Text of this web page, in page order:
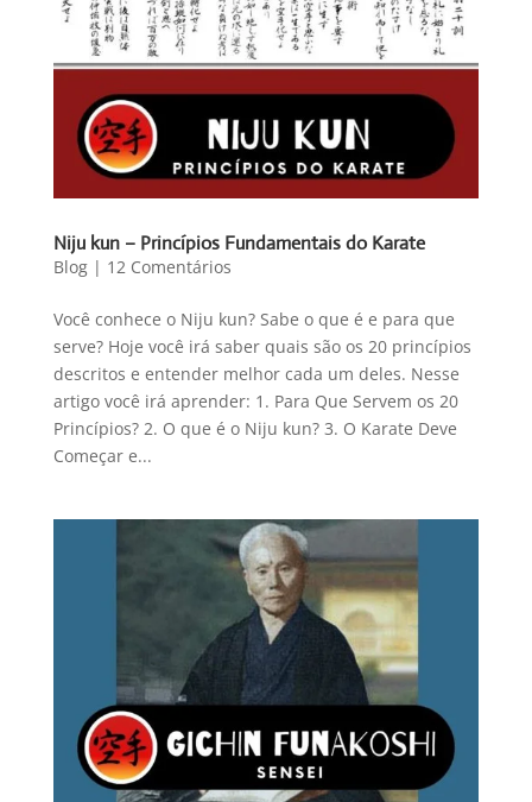
Niju kun – Princípios Fundamentais do Karate
Blog| 12 Comentários
Você conhece o Niju kun? Sabe o que é e para que
serve? Hoje você irá saber quais são os 20 princípios
descritos e entender melhor cada um deles. Nesse
artigo você irá aprender: 1. Para Que Servem os 20
Princípios? 2. O que é o Niju kun? 3. O Karate Deve
Começar e...